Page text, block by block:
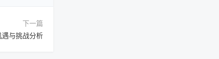
下一篇
与挑战分析